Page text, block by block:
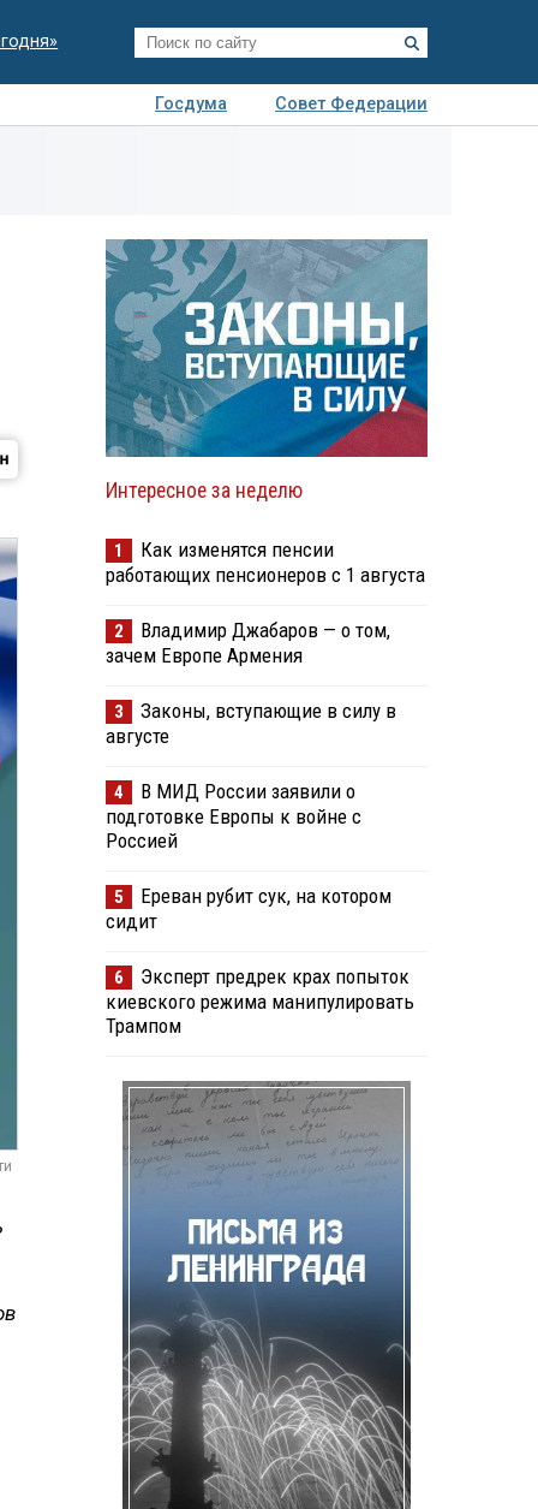
Госдума
Совет Федерации
Интересное за неделю
1
Как изменятся пенсии
работающих пенсионеров с 1 августа
2
Владимир Джабаров — о том,
зачем Европе Армения
3
Законы, вступающие в силу в
августе
4
В МИД России заявили о
подготовке Европы к войне с
Россией
5
Ереван рубит сук, на котором
сидит
6
Эксперт предрек крах попыток
киевского режима манипулировать
Трампом